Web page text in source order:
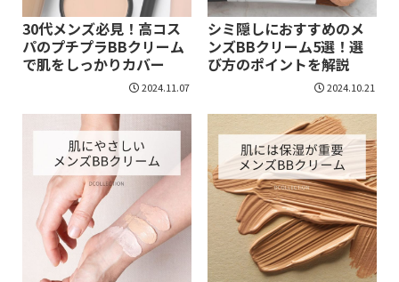
30代メンズ必見！高コス
パのプチプラBBクリーム
で肌をしっかりカバー
2024.11.07
シミ隠しにおすすめのメ
ンズBBクリーム5選！選
び方のポイントを解説
2024.10.21